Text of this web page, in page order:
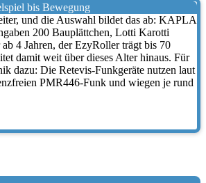
bis Bewegung
und die Auswahl bildet das ab: KAPLA
200 Bauplättchen, Lotti Karotti
4 Jahren, der EzyRoller trägt bis 70
damit weit über dieses Alter hinaus. Für
dazu: Die Retevis-Funkgeräte nutzen laut
PMR446-Funk und wiegen je rund